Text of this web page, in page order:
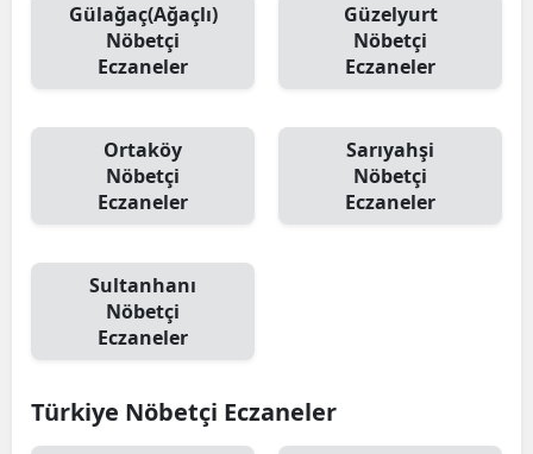
Gülağaç(Ağaçlı)
Nöbetçi
Eczaneler
Güzelyurt
Nöbetçi
Eczaneler
Ortaköy
Nöbetçi
Eczaneler
Sarıyahşi
Nöbetçi
Eczaneler
Sultanhanı
Nöbetçi
Eczaneler
Türkiye Nöbetçi Eczaneler